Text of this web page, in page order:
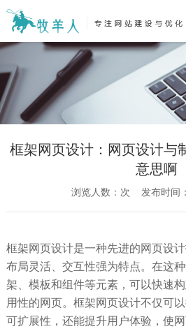
框架网页设计：网页设计与
意思啊
浏览人数： 次 发布时间
框架网页设计是一种先进的网页设
布局灵活、交互性强为特点。在这
架、模板和组件等元素，可以快速
用性的网页。框架网页设计不仅可
可扩展性，还能提升用户体验，使